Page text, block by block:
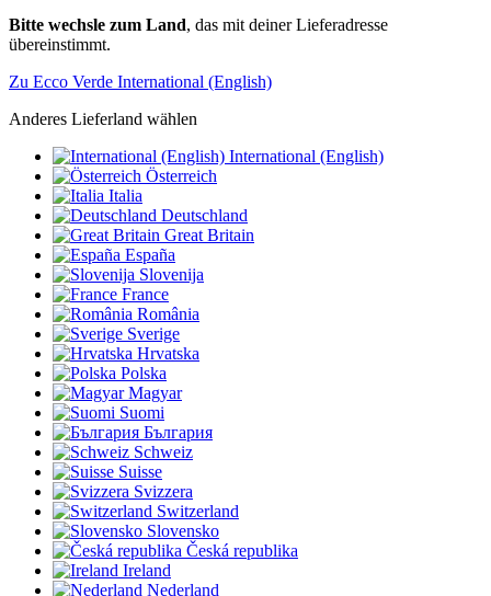
Bitte wechsle zum Land, das mit deiner Lieferadresse
übereinstimmt.
Zu Ecco Verde International (English)
Anderes Lieferland wählen
International (English)
Österreich
Italia
Deutschland
Great Britain
España
Slovenija
France
România
Sverige
Hrvatska
Polska
Magyar
Suomi
България
Schweiz
Suisse
Svizzera
Switzerland
Slovensko
Česká republika
Ireland
Nederland